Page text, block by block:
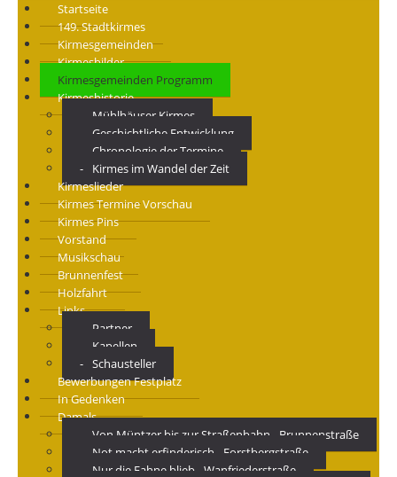
Startseite
149. Stadtkirmes
Kirmesgemeinden
Kirmesbilder
Kirmesgemeinden Programm
Kirmeshistorie
Mühlhäuser Kirmes
Geschichtliche Entwicklung
Chronologie der Termine
Kirmes im Wandel der Zeit
Kirmeslieder
Kirmes Termine Vorschau
Kirmes Pins
Vorstand
Musikschau
Brunnenfest
Holzfahrt
Links
Partner
Kapellen
Schausteller
Bewerbungen Festplatz
In Gedenken
Damals
Von Müntzer bis zur Straßenbahn - Brunnenstraße
Not macht erfinderisch - Forstbergstraße
Nur die Fahne blieb - Wanfriederstraße